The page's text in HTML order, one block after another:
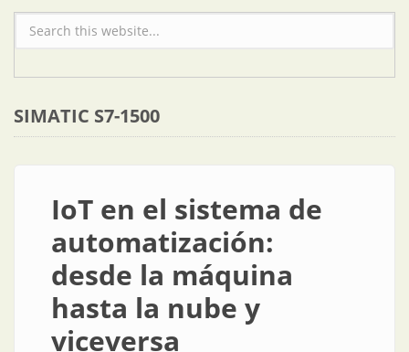
Formulario de búsqueda
SIMATIC S7-1500
IoT en el sistema de
automatización:
desde la máquina
hasta la nube y
viceversa